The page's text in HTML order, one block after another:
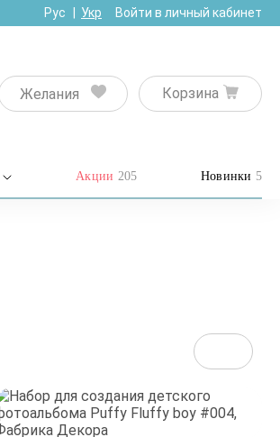
Рус Укр Войти в личный кабинет
Желания Корзина
Акции 205 Новинки 5